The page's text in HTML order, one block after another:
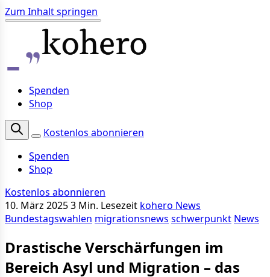
Zum Inhalt springen
Spenden
Shop
Kostenlos abonnieren
Spenden
Shop
Kostenlos abonnieren
10. März 20253 Min. Lesezeit kohero News
Bundestagswahlen migrationsnews schwerpunkt News
Drastische Verschärfungen im
Bereich Asyl und Migration – das